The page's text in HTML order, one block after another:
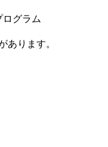
グラム
あります。